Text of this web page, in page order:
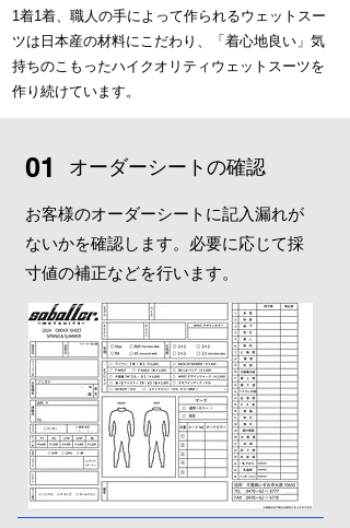
1着1着、職人の手によって作られるウェットスー
ツは日本産の材料にこだわり、「着心地良い」気
持ちのこもったハイクオリティウェットスーツを
作り続けて​います。
01 ​オーダーシートの確認
お客様のオーダーシートに記入漏れが
ないかを確認します。必要に応じて採
寸値の補正などを行います。